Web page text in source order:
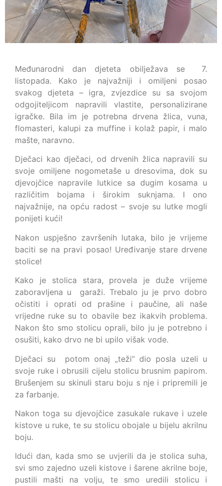
Međunarodni dan djeteta obilježava se 7.
listopada. Kako je najvažniji i omiljeni posao
svakog djeteta – igra, zvjezdice su sa svojom
odgojiteljicom napravili vlastite, personalizirane
igračke. Bila im je potrebna drvena žlica, vuna,
flomasteri, kalupi za muffine i kolaž papir, i malo
mašte, naravno.
Dječaci kao dječaci, od drvenih žlica napravili su
svoje omiljene nogometaše u dresovima, dok su
djevojčice napravile lutkice sa dugim kosama u
različitim bojama i širokim suknjama. I ono
najvažnije, na opću radost – svoje su lutke mogli
ponijeti kući!
Nakon uspješno završenih lutaka, bilo je vrijeme
baciti se na pravi posao! Uređivanje stare drvene
stolice!
Kako je stolica stara, provela je duže vrijeme
zaboravljena u garaži. Trebalo ju je prvo dobro
očistiti i oprati od prašine i paučine, ali naše
vrijedne ruke su to obavile bez ikakvih problema.
Nakon što smo stolicu oprali, bilo ju je potrebno i
osušiti, kako drvo ne bi upilo višak vode.
Dječaci su potom onaj „teži“ dio posla uzeli u
svoje ruke i obrusili cijelu stolicu brusnim papirom.
Brušenjem su skinuli staru boju s nje i pripremili je
za farbanje.
Nakon toga su djevojčice zasukale rukave i uzele
kistove u ruke, te su stolicu obojale u bijelu akrilnu
boju.
Idući dan, kada smo se uvjerili da je stolica suha,
svi smo zajedno uzeli kistove i šarene akrilne boje,
pustili mašti na volju, te smo uredili stolicu i